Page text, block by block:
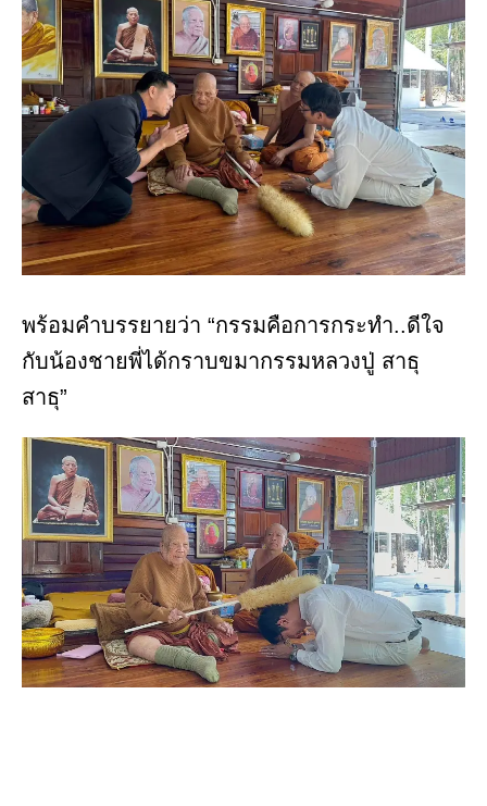
พร้อมคำบรรยายว่า “กรรมคือการกระทำ..ดีใจ
กับน้องชายพี่ได้กราบขมากรรมหลวงปู่ สาธุ
สาธุ”